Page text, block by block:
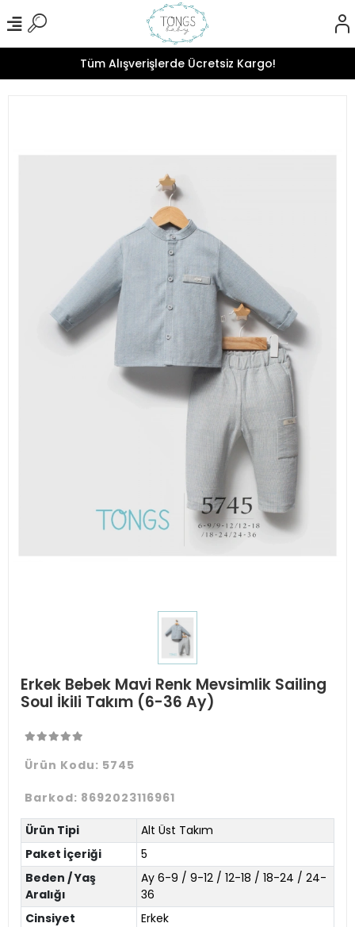
Tüm Alışverişlerde Ücretsiz Kargo!
Erkek Bebek Mavi Renk Mevsimlik Sailing
Soul İkili Takım (6-36 Ay)
Ürün Kodu: 5745
Barkod: 8692023116961
Ürün Tipi
Alt Üst Takım
Paket İçeriği
5
Beden / Yaş
Aralığı
Ay 6-9 / 9-12 / 12-18 / 18-24 / 24-
36
Cinsiyet
Erkek